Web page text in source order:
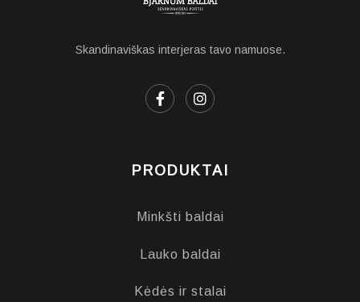
Skandinaviškas interjeras tavo namuose.
PRODUKTAI
Minkšti baldai
Lauko baldai
Kėdės ir stalai